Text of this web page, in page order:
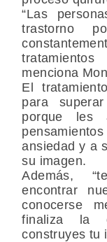
“Las
trastorno
menciona
El
para
porque les
ansiedad y a
su imagen.
Además,
encontrar
conocerse
finaliza la
construyes tu